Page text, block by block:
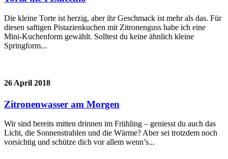
Die kleine Torte ist herzig, aber ihr Geschmack ist mehr als das. Für
diesen saftigen Pistazienkuchen mit Zitronenguss habe ich eine
Mini-Kuchenform gewählt. Solltest du keine ähnlich kleine
Springform...
26 April 2018
Zitronenwasser am Morgen
Wir sind bereits mitten drinnen im Frühling – geniesst du auch das
Licht, die Sonnenstrahlen und die Wärme? Aber sei trotzdem noch
vorsichtig und schütze dich vor allem wenn’s...